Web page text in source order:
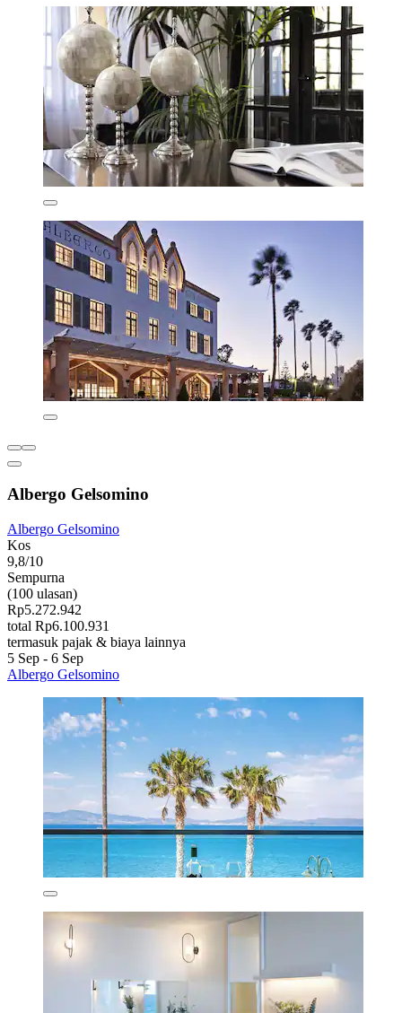
Albergo Gelsomino
Albergo Gelsomino
Kos
9,8/10
Sempurna
(100 ulasan)
Rp5.272.942
total Rp6.100.931
termasuk pajak & biaya lainnya
5 Sep - 6 Sep
Albergo Gelsomino